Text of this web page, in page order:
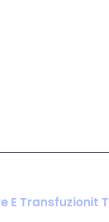
E Transfuzionit